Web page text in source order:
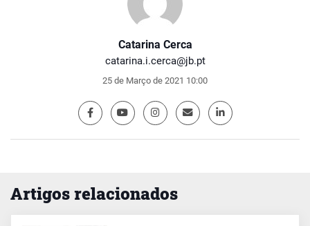
Catarina Cerca
catarina.i.cerca@jb.pt
25 de Março de 2021 10:00
Artigos relacionados